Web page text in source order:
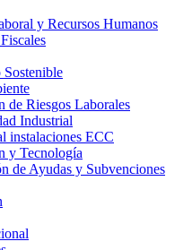
y Recursos Humanos
Sostenible
de Riesgos Laborales
Industrial
instalaciones ECC
y Tecnología
de Ayudas y Subvenciones